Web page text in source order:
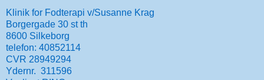
Klinik for Fodterapi v/Susanne Krag
Borgergade 30 st th
8600 Silkeborg
telefon: 40852114
CVR 28949294
Ydernr. 311596